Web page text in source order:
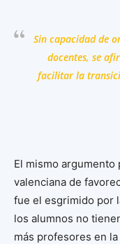
Sin capacidad de
docentes, se
facilitar la
El mismo
valenciana de
fue el esgrimido por
los alumnos no
más profesores en